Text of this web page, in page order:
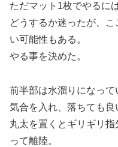
ただマット1枚でやるに
どうするか迷ったが、
い可能性もある。
やる事を決めた。
前半部は水溜りになって
気合を入れ、落ちても良
丸太を置くとギリギリ
って離陸。